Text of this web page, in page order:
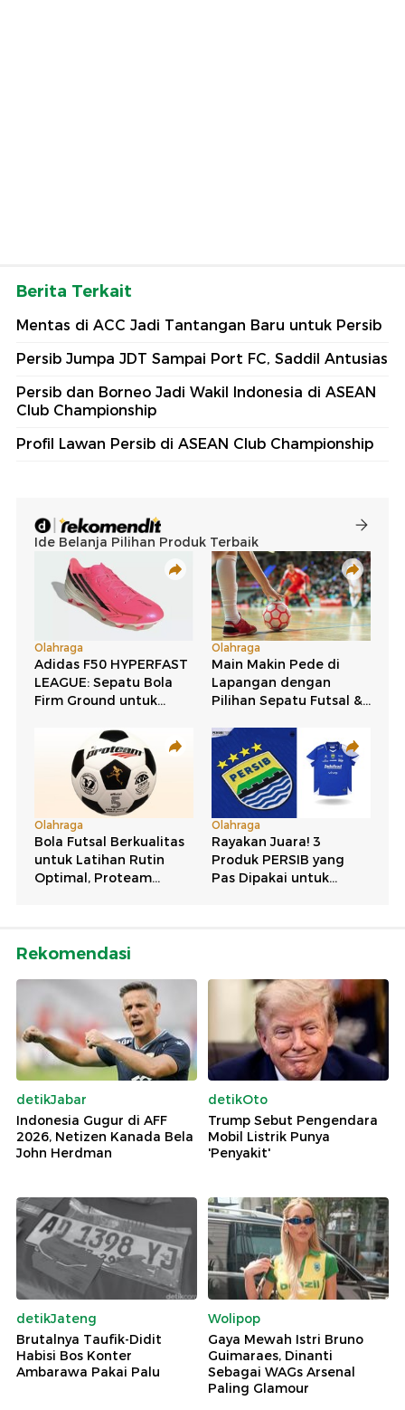
Berita Terkait
Mentas di ACC Jadi Tantangan Baru untuk Persib
Persib Jumpa JDT Sampai Port FC, Saddil Antusias
Persib dan Borneo Jadi Wakil Indonesia di ASEAN
Club Championship
Profil Lawan Persib di ASEAN Club Championship
Rekomendasi
detikJabar
Indonesia Gugur di AFF
2026, Netizen Kanada Bela
John Herdman
detikOto
Trump Sebut Pengendara
Mobil Listrik Punya
'Penyakit'
detikJateng
Brutalnya Taufik-Didit
Habisi Bos Konter
Ambarawa Pakai Palu
Wolipop
Gaya Mewah Istri Bruno
Guimaraes, Dinanti
Sebagai WAGs Arsenal
Paling Glamour